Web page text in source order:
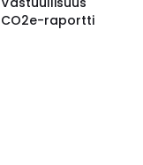
CO2e-raportti